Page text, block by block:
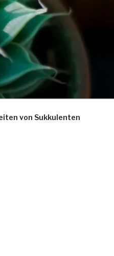
von Sukkulenten